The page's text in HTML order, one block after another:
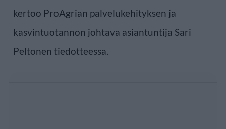
kertoo ProAgrian palvelukehityksen ja
kasvintuotannon johtava asiantuntija Sari
Peltonen tiedotteessa.